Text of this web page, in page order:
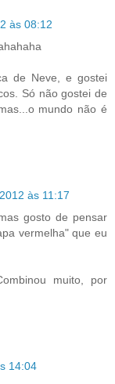
às 08:12
de Neve, e gostei
Só não gostei de
mundo não é
às 11:17
gosto de pensar
vermelha" que eu
muito, por
14:04